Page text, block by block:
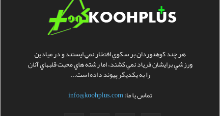
هر چند کوهنوردان بر سکوي افتخار نمي ايستند و در ميادين
ورزشي برايشان فرياد نمي کشند، اما رشته هاي محبت قلبهاي آنان
را به يکديگر پيوند داده است...
تماس با ما:info@koohplus.com